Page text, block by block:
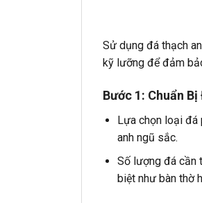
Sử dụng đá thạch
kỹ lưỡng để đảm
Bước 1: Chuẩn
Lựa chọn loại đá
anh ngũ sắc.
Số lượng đá cần
biệt như bàn thờ